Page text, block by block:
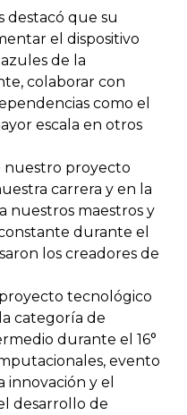
que su
el dispositivo
de la
colaborar con
como el
escala en otros
proyecto
carrera y en la
nuestros maestros y
durante el
los creadores de
tecnológico
categoría de
durante el 16°
evento
y el
desarrollo de